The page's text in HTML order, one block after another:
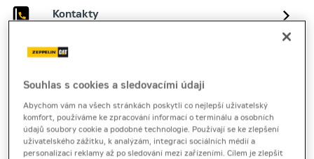
Kontakty
Souhlas s cookies a sledovacími údaji
Abychom vám na všech stránkách poskytli co nejlepší uživatelský
komfort, používáme ke zpracování informací o terminálu a osobních
údajů soubory cookie a podobné technologie. Používají se ke zlepšení
uživatelského zážitku, k analýzám, integraci sociálních médií a
personalizaci reklamy až po sledování mezi zařízeními. Cílem je zlepšit